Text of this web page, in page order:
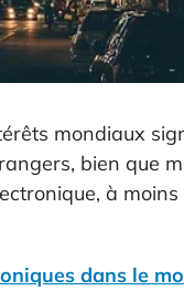
mondiaux
bien que
à
dans le